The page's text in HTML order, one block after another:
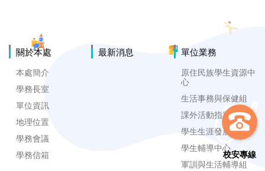
校安專線
關於本處
本處簡介
學務長室
單位資訊
地理位置
學務會議
學務信箱
最新消息 單位業務
原住民族學生資源中
心
生活事務與保健組
課外活動指導組
學生生涯發展中心
學生輔導中心
軍訓與生活輔導組